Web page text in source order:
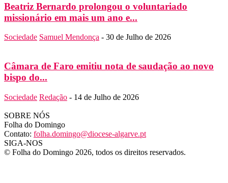
Beatriz Bernardo prolongou o voluntariado
missionário em mais um ano e...
Sociedade Samuel Mendonça - 30 de Julho de 2026
Câmara de Faro emitiu nota de saudação ao novo
bispo do...
Sociedade Redação - 14 de Julho de 2026
SOBRE NÓS
Folha do Domingo
Contato: folha.domingo@diocese-algarve.pt
SIGA-NOS
© Folha do Domingo 2026, todos os direitos reservados.